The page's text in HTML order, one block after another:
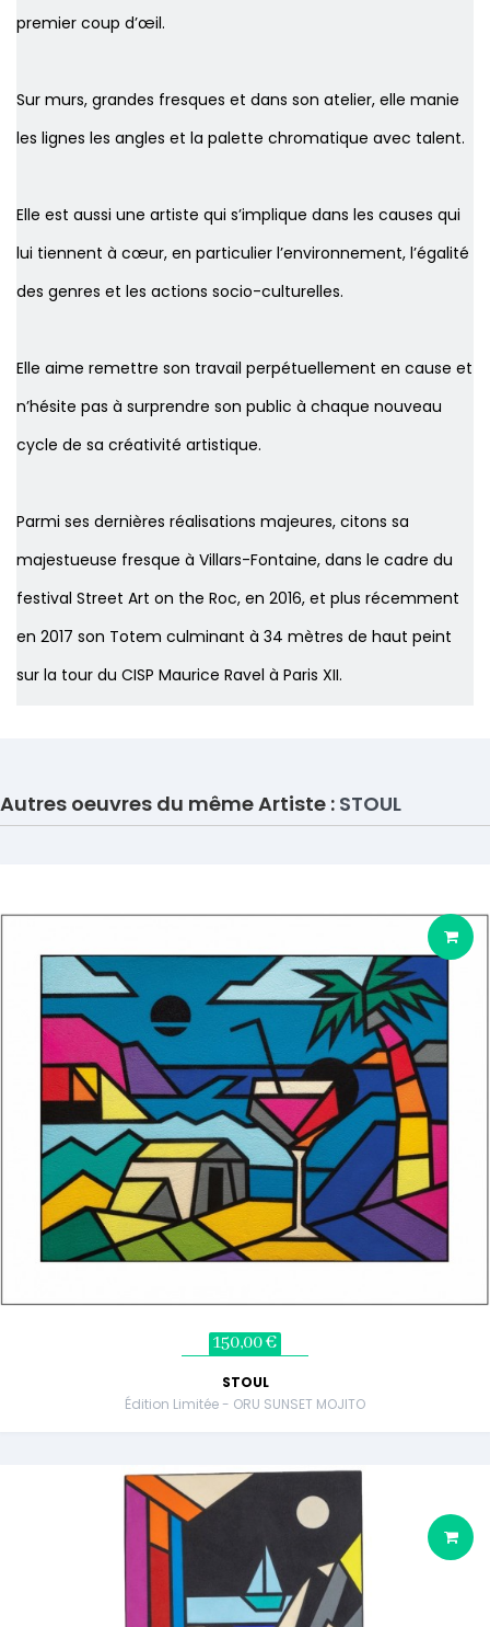
premier coup d’œil.
Sur murs, grandes fresques et dans son atelier, elle manie
les lignes les angles et la palette chromatique avec talent.
Elle est aussi une artiste qui s’implique dans les causes qui
lui tiennent à cœur, en particulier l’environnement, l’égalité
des genres et les actions socio-culturelles.
Elle aime remettre son travail perpétuellement en cause et
n’hésite pas à surprendre son public à chaque nouveau
cycle de sa créativité artistique.
Parmi ses dernières réalisations majeures, citons sa
majestueuse fresque à Villars-Fontaine, dans le cadre du
festival Street Art on the Roc, en 2016, et plus récemment
en 2017 son Totem culminant à 34 mètres de haut peint
sur la tour du CISP Maurice Ravel à Paris XII.
Autres oeuvres du même Artiste : STOUL
150,00 €
STOUL
Édition Limitée - ORU SUNSET MOJITO